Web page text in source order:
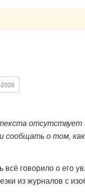
отсутствует
о том,
говорило о его
из журналов с